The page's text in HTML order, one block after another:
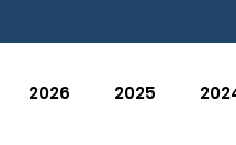
2026 2025